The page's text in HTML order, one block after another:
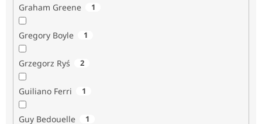
Graham Greene 1
Gregory Boyle 1
Grzegorz Ryś 2
Guiliano Ferri 1
Guy Bedouelle 1